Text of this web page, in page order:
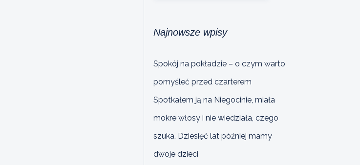
Najnowsze wpisy
Spokój na pokładzie – o czym warto
pomyśleć przed czarterem
Spotkałem ją na Niegocinie, miała
mokre włosy i nie wiedziała, czego
szuka. Dziesięć lat później mamy
dwoje dzieci